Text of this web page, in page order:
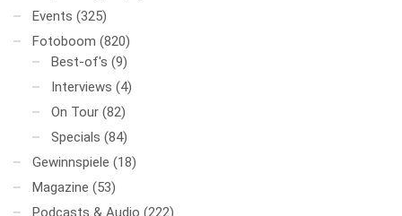
Events (325)
Fotoboom (820)
Best-of's (9)
Interviews (4)
On Tour (82)
Specials (84)
Gewinnspiele (18)
Magazine (53)
Podcasts & Audio (222)